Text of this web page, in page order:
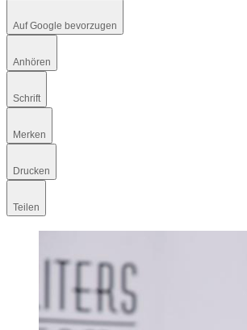
Auf Google bevorzugen
Anhören
Schrift
Merken
Drucken
Teilen